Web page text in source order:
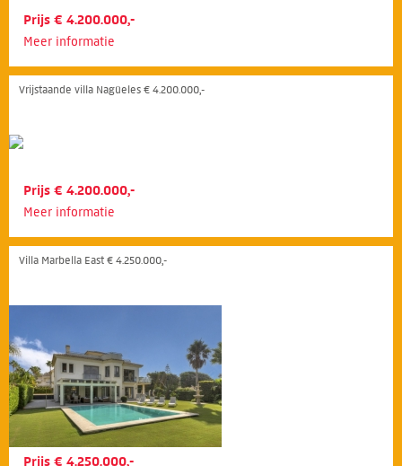
Prijs € 4.200.000,-
Meer informatie
Vrijstaande villa Nagüeles € 4.200.000,-
Prijs € 4.200.000,-
Meer informatie
Villa Marbella East € 4.250.000,-
Prijs € 4.250.000,-